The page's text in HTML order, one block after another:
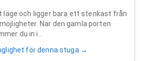
läge och ligger bara ett stenkast från
När den gamla porten
du in i...
för denna stuga →